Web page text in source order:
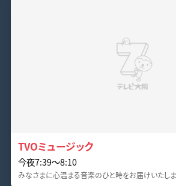
TVOミュージック
今夜7:39〜8:10
みなさまに心温まる音楽のひと時をお届けいたしま